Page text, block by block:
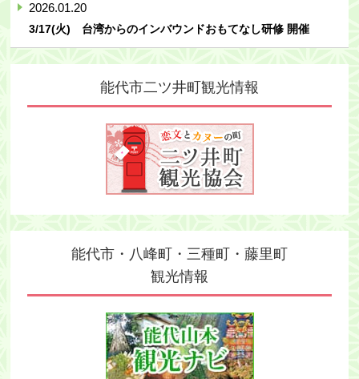
2026.01.20
3/17(火) 台湾からのインバウンドおもてなし研修 開催
能代市二ツ井町観光情報
能代市・八峰町・三種町・藤里町
観光情報